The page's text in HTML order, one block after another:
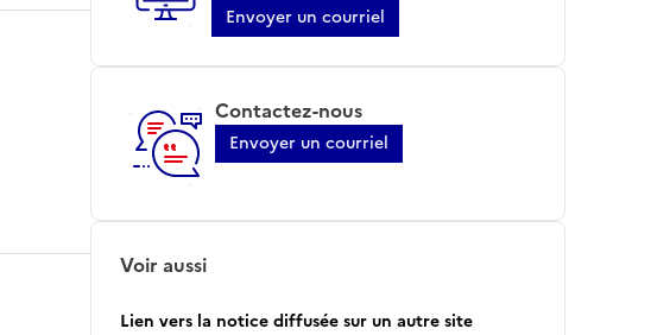
Envoyer un courriel
Contactez-nous
Envoyer un courriel
Voir aussi
Lien vers la notice diffusée sur un autre site